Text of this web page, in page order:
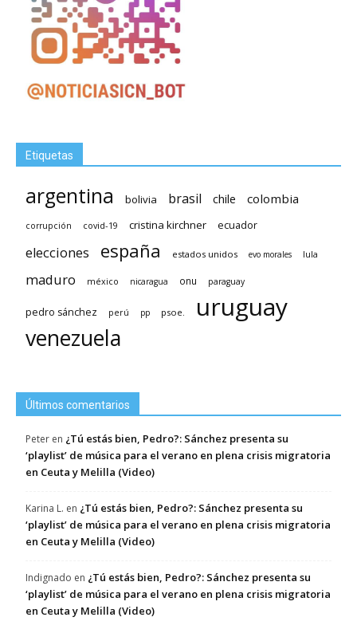
Etiquetas
argentina bolivia brasil chile colombia
corrupción covid-19 cristina kirchner ecuador
elecciones españa estados unidos evo morales lula
maduro méxico nicaragua onu paraguay
pedro sánchez perú pp psoe. uruguay
venezuela
Últimos comentarios
Peter en ¿Tú estás bien, Pedro?: Sánchez presenta su
‘playlist’ de música para el verano en plena crisis migratoria
en Ceuta y Melilla (Video)
Karina L. en ¿Tú estás bien, Pedro?: Sánchez presenta su
‘playlist’ de música para el verano en plena crisis migratoria
en Ceuta y Melilla (Video)
Indignado en ¿Tú estás bien, Pedro?: Sánchez presenta su
‘playlist’ de música para el verano en plena crisis migratoria
en Ceuta y Melilla (Video)